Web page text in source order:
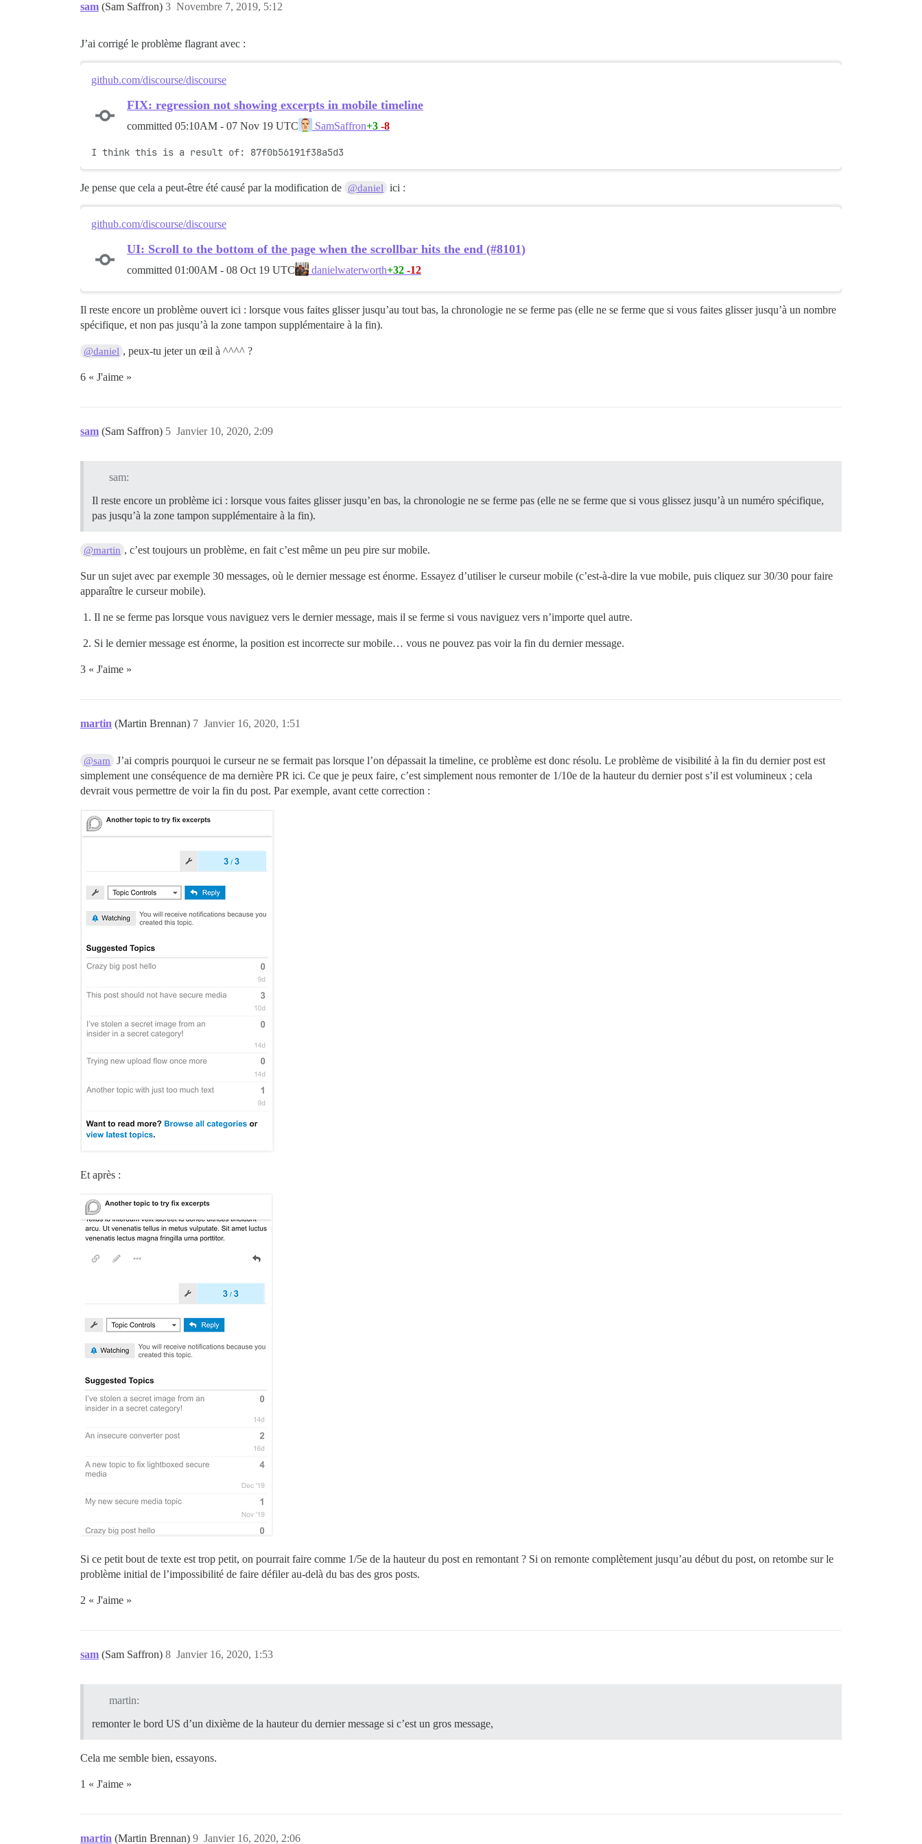
sam (Sam Saffron) Novembre 7, 2019, 5:12
3
J’ai corrigé le problème flagrant avec :
github.com/discourse/discourse
FIX: regression not showing excerpts in mobile timeline
committed 05:10AM - 07 Nov 19 UTC SamSaffron+3 -8
I think this is a result of: 87f0b56191f38a5d3
Je pense que cela a peut-être été causé par la modification de @daniel ici :
github.com/discourse/discourse
UI: Scroll to the bottom of the page when the scrollbar hits the end (#8101)
committed 01:00AM - 08 Oct 19 UTC danielwaterworth+32 -12
Il reste encore un problème ouvert ici : lorsque vous faites glisser jusqu’au tout bas, la chronologie ne se ferme pas (elle ne se ferme que si vous faites glisser jusqu’à un nombre
spécifique, et non pas jusqu’à la zone tampon supplémentaire à la fin).
@daniel , peux-tu jeter un œil à ^^^^ ?
6 « J'aime »
sam (Sam Saffron) Janvier 10, 2020, 2:09
5
sam:
Il reste encore un problème ici : lorsque vous faites glisser jusqu’en bas, la chronologie ne se ferme pas (elle ne se ferme que si vous glissez jusqu’à un numéro spécifique,
pas jusqu’à la zone tampon supplémentaire à la fin).
@martin , c’est toujours un problème, en fait c’est même un peu pire sur mobile.
Sur un sujet avec par exemple 30 messages, où le dernier message est énorme. Essayez d’utiliser le curseur mobile (c’est-à-dire la vue mobile, puis cliquez sur 30/30 pour faire
apparaître le curseur mobile).
Il ne se ferme pas lorsque vous naviguez vers le dernier message, mais il se ferme si vous naviguez vers n’importe quel autre.
Si le dernier message est énorme, la position est incorrecte sur mobile… vous ne pouvez pas voir la fin du dernier message.
3 « J'aime »
martin (Martin Brennan) Janvier 16, 2020, 1:51
7
@sam
J’ai compris pourquoi le curseur ne se fermait pas lorsque l’on dépassait la timeline, ce problème est donc résolu. Le problème de visibilité à la fin du dernier post est
simplement une conséquence de ma dernière PR ici. Ce que je peux faire, c’est simplement nous remonter de 1/10e de la hauteur du dernier post s’il est volumineux ; cela
devrait vous permettre de voir la fin du post. Par exemple, avant cette correction :
Et après :
Si ce petit bout de texte est trop petit, on pourrait faire comme 1/5e de la hauteur du post en remontant ? Si on remonte complètement jusqu’au début du post, on retombe sur le
problème initial de l’impossibilité de faire défiler au-delà du bas des gros posts.
2 « J'aime »
sam (Sam Saffron) Janvier 16, 2020, 1:53
8
martin:
remonter le bord US d’un dixième de la hauteur du dernier message si c’est un gros message,
Cela me semble bien, essayons.
1 « J'aime »
martin (Martin Brennan) Janvier 16, 2020, 2:06
9